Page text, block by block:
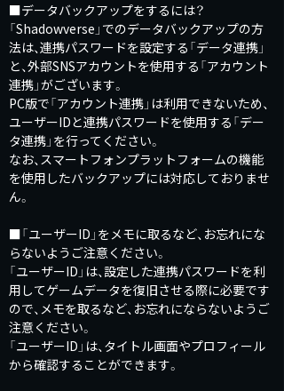
■データバックアップをするには？
「Shadowverse」でのデータバックアップの方
法は、連携パスワードを設定する「データ連携」
と、外部SNSアカウントを使用する「アカウント
連携」がございます。
PC版で「アカウント連携」は利用できないため、
ユーザーIDと連携パスワードを使用する「デー
タ連携」を行ってください。
なお、スマートフォンプラットフォームの機能
を使用したバックアップには対応しておりませ
ん。
■「ユーザーID」をメモに取るなど、お忘れにな
らないようご注意ください。
「ユーザーID」は、設定した連携パスワードを利
用してゲームデータを復旧させる際に必要です
ので、メモを取るなど、お忘れにならないようご
注意ください。
「ユーザーID」は、タイトル画面やプロフィール
から確認することができます。